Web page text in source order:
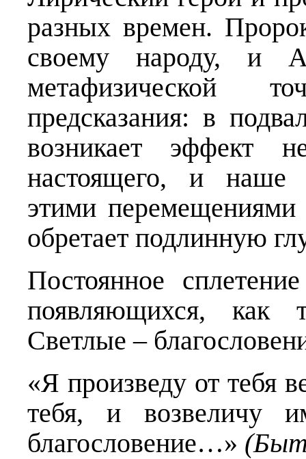
разных времен.
своему народу, и
метафизической
предсказания: в
возникает эффект
настоящего, и наше
этими перемещениями
обретает подлинную
Постоянное
появляющихся, как
Светлые –
«Я произведу от тебя
тебя, и возвеличу
благословение…»